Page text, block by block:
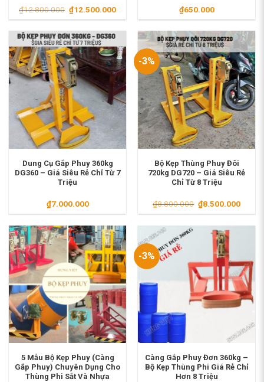
₫12.800.000 Giá
gốc
₫12.800.000.
₫12.500.000Giá
là:
₫12.500.000.
₫650.000
Dung Cụ Gắp Phuy 360kg
DG360 – Giá Siêu Rẻ Chỉ Từ 7
Triệu
₫7.000.000
-3%
Bộ Kẹp Thùng Phuy Đôi
720kg DG720 – Giá Siêu Rẻ
Chỉ Từ 8 Triệu
₫8.800.000 Giá
gốc
₫8.800.000.
₫8.500.000Giá
là:
5 Mẫu Bộ Kẹp Phuy (Càng
Gắp Phuy) Chuyên Dụng Cho
Thùng Phi Sắt Và Nhựa
-3%
Càng Gắp Phuy Đơn 360kg –
Bộ Kẹp Thùng Phi Giá Rẻ Chỉ
Hơn 8 Triệu